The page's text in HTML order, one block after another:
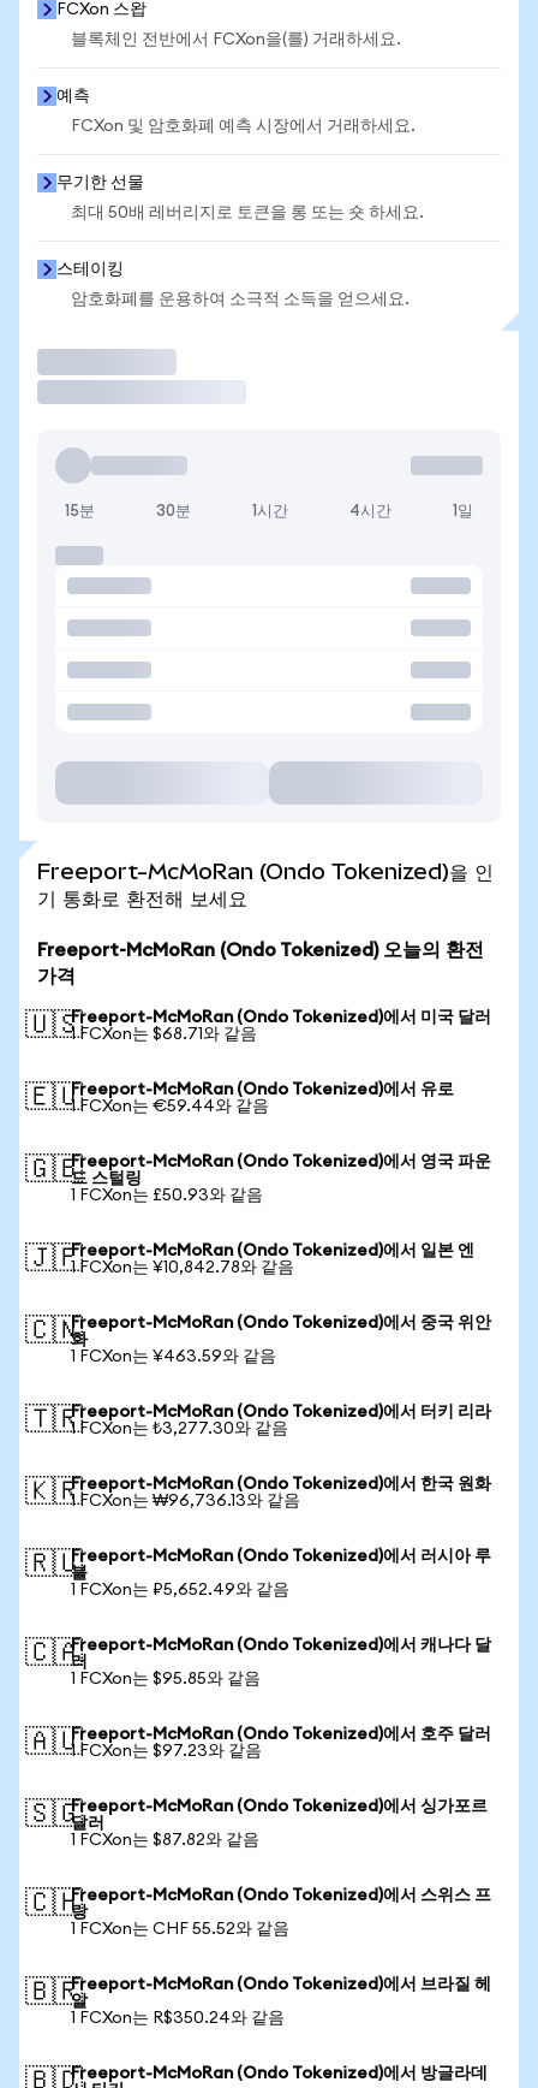
FCXon 스왑
블록체인 전반에서 FCXon을(를) 거래하세요.
예측
FCXon 및 암호화폐 예측 시장에서 거래하세요.
무기한 선물
최대 50배 레버리지로 토큰을 롱 또는 숏 하세요.
스테이킹
암호화폐를 운용하여 소극적 소득을 얻으세요.
15분 30분 1시간 4시간 1일
Freeport-McMoRan (Ondo Tokenized)을 인
기 통화로 환전해 보세요
Freeport-McMoRan (Ondo Tokenized) 오늘의 환전
가격
🇺🇸Freeport-McMoRan (Ondo Tokenized)에서 미국 달러
1 FCXon는 $68.71와 같음
🇪🇺Freeport-McMoRan (Ondo Tokenized)에서 유로
1 FCXon는 €59.44와 같음
🇬🇧Freeport-McMoRan (Ondo Tokenized)에서 영국 파운
드 스털링
1 FCXon는 £50.93와 같음
🇯🇵Freeport-McMoRan (Ondo Tokenized)에서 일본 엔
1 FCXon는 ¥10,842.78와 같음
🇨🇳Freeport-McMoRan (Ondo Tokenized)에서 중국 위안
화
1 FCXon는 ¥463.59와 같음
🇹🇷Freeport-McMoRan (Ondo Tokenized)에서 터키 리라
1 FCXon는 ₺3,277.30와 같음
🇰🇷Freeport-McMoRan (Ondo Tokenized)에서 한국 원화
1 FCXon는 ₩96,736.13와 같음
🇷🇺Freeport-McMoRan (Ondo Tokenized)에서 러시아 루
블
1 FCXon는 ₽5,652.49와 같음
🇨🇦Freeport-McMoRan (Ondo Tokenized)에서 캐나다 달
러
1 FCXon는 $95.85와 같음
🇦🇺Freeport-McMoRan (Ondo Tokenized)에서 호주 달러
1 FCXon는 $97.23와 같음
🇸🇬Freeport-McMoRan (Ondo Tokenized)에서 싱가포르
달러
1 FCXon는 $87.82와 같음
🇨🇭Freeport-McMoRan (Ondo Tokenized)에서 스위스 프
랑
1 FCXon는 CHF 55.52와 같음
🇧🇷Freeport-McMoRan (Ondo Tokenized)에서 브라질 헤
알
1 FCXon는 R$350.24와 같음
🇧🇩Freeport-McMoRan (Ondo Tokenized)에서 방글라데